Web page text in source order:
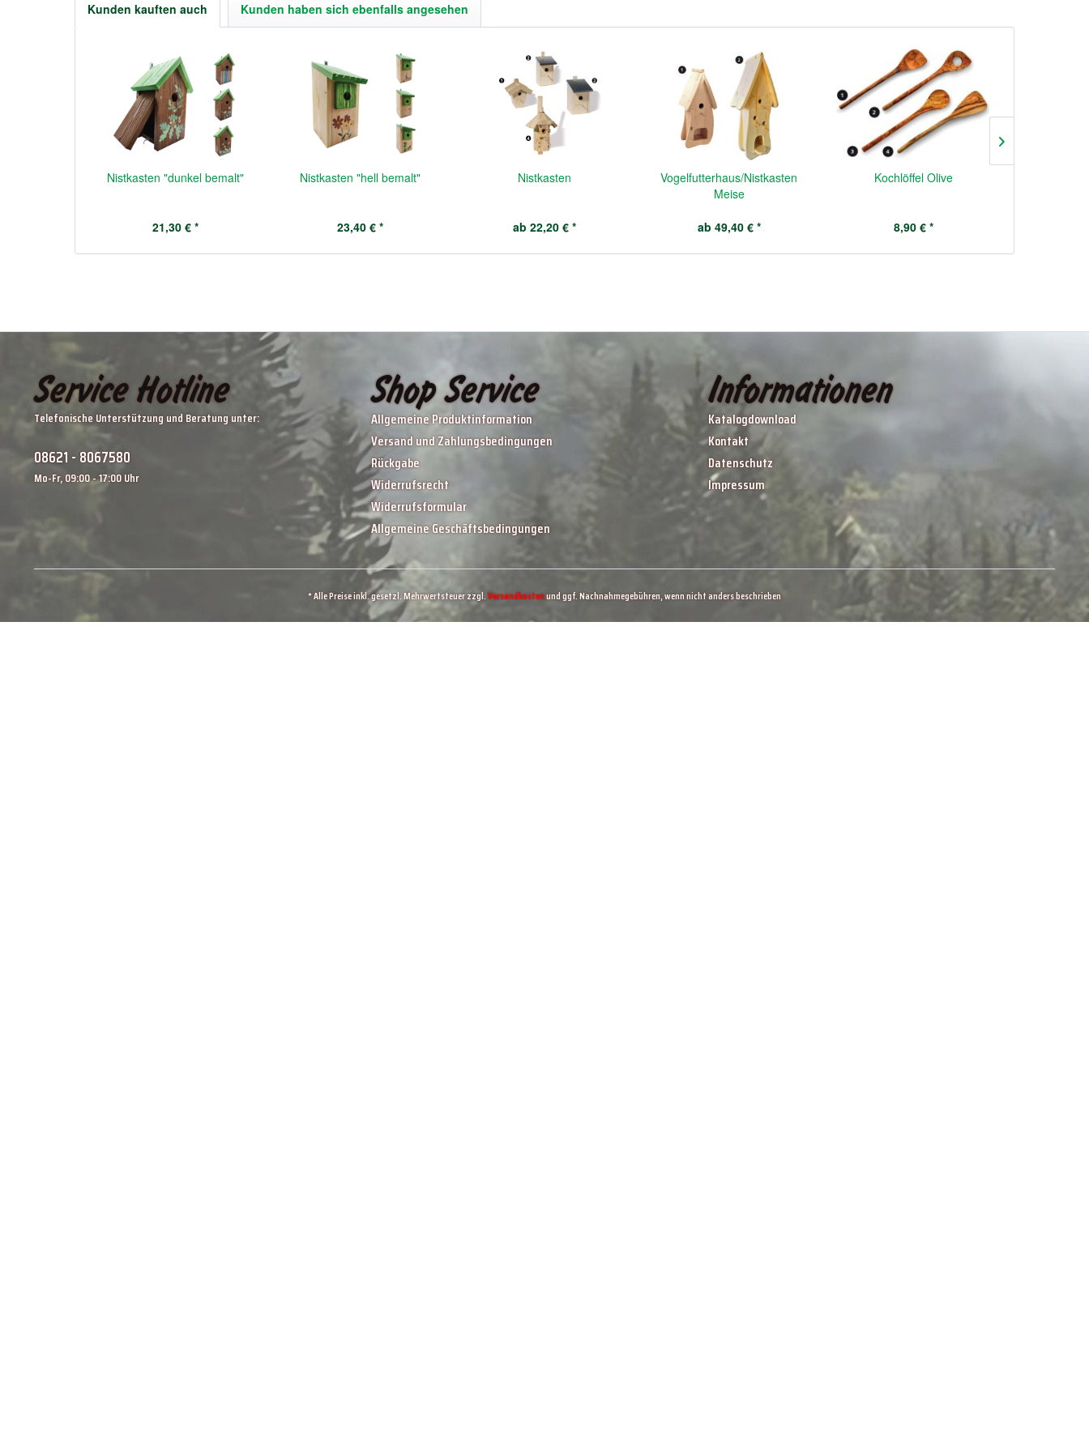
Kunden kauften auch Kunden haben sich ebenfalls angesehen
Nistkasten "dunkel bemalt"
21,30 € *
Nistkasten "hell bemalt"
23,40 € *
Nistkasten
ab 22,20 € *
Vogelfutterhaus/Nistkasten
Meise
ab 49,40 € *
Kochlöffel Olive
8,90 € *
Service Hotline
Telefonische Unterstützung und Beratung unter:
08621 - 8067580
Mo-Fr, 09:00 - 17:00 Uhr
Shop Service
Allgemeine Produktinformation
Versand und Zahlungsbedingungen
Rückgabe
Widerrufsrecht
Widerrufsformular
Allgemeine Geschäftsbedingungen
Informationen
Katalogdownload
Kontakt
Datenschutz
Impressum
* Alle Preise inkl. gesetzl. Mehrwertsteuer zzgl.Versandkostenund ggf. Nachnahmegebühren, wenn nicht anders beschrieben